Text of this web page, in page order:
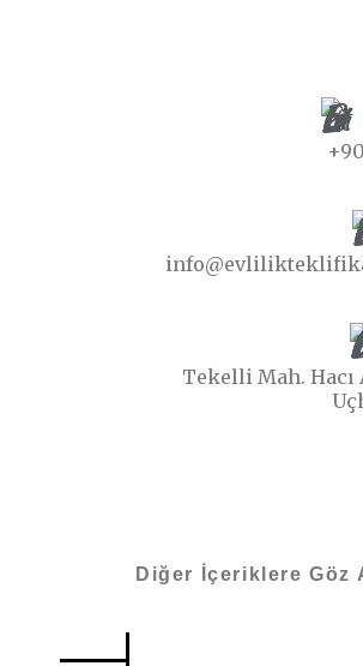
Tekelli Mah. Hacı
Diğer İçeriklere Göz